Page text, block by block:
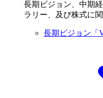
長期ビジョン、中期
ラリー、及び株式に
長期ビジョン「